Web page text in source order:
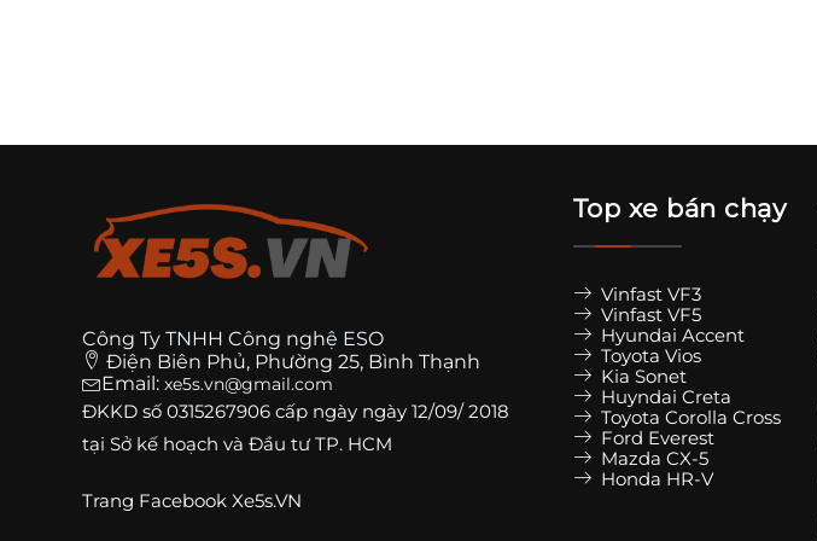
Công Ty TNHH Công nghệ ESO
Điện Biên Phủ, Phường 25, Bình Thạnh
Email: xe5s.vn@gmail.com
ĐKKD số 0315267906 cấp ngày ngày 12/09/ 2018
tại Sở kế hoạch và Đầu tư TP. HCM
Trang Facebook Xe5s.VN
Top xe bán chạy
Vinfast VF3
Vinfast VF5
Hyundai Accent
Toyota Vios
Kia Sonet
Huyndai Creta
Toyota Corolla Cross
Ford Everest
Mazda CX-5
Honda HR-V